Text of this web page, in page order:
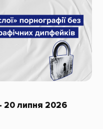
20 липня 2026